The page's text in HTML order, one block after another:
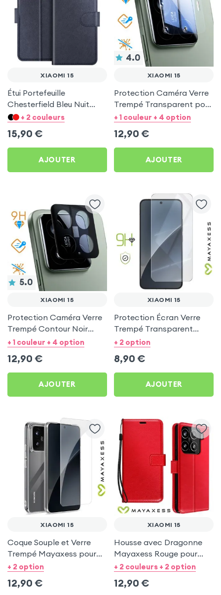
XIAOMI 15
Étui Portefeuille
Chesterfield Bleu Nuit
pour Xiaomi 15
+ 2 couleurs
15,90 €
AJOUTER
4.0
XIAOMI 15
Protection Caméra Verre
Trempé Transparent pour
Xiaomi 15
+ 1 couleur + 4 option
12,90 €
AJOUTER
5.0
XIAOMI 15
Protection Caméra Verre
Trempé Contour Noir
pour Xiaomi 15
+ 1 couleur + 4 option
12,90 €
AJOUTER
XIAOMI 15
Protection Écran Verre
Trempé Transparent
Mayaxess pour Xiaomi 15
+ 2 option
8,90 €
AJOUTER
XIAOMI 15
Coque Souple et Verre
Trempé Mayaxess pour
Xiaomi 15
+ 2 option
12,90 €
XIAOMI 15
Housse avec Dragonne
Mayaxess Rouge pour
Xiaomi 15
+ 2 couleurs + 2 option
12,90 €